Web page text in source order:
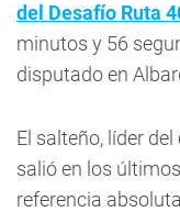
del Desafío Ruta
minutos y 56
disputado en
El salteño, líder
salió en los
referencia